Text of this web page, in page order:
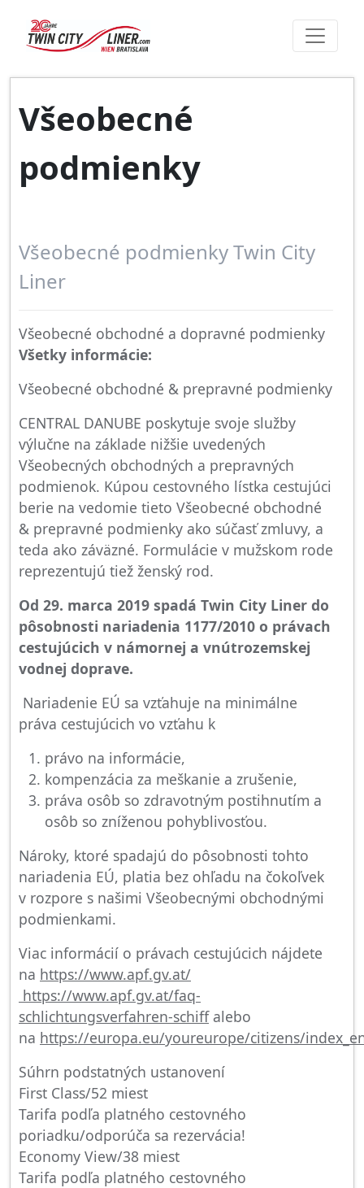
Všeobecné
podmienky
Všeobecné podmienky Twin City
Liner
Všeobecné obchodné a dopravné podmienky
Všetky informácie:
Všeobecné obchodné & prepravné podmienky
CENTRAL DANUBE poskytuje svoje služby
výlučne na základe nižšie uvedených
Všeobecných obchodných a prepravných
podmienok. Kúpou cestovného lístka cestujúci
berie na vedomie tieto Všeobecné obchodné
& prepravné podmienky ako súčasť zmluvy, a
teda ako záväzné. Formulácie v mužskom rode
reprezentujú tiež ženský rod.
Od 29. marca 2019 spadá Twin City Liner do
pôsobnosti nariadenia 1177/2010 o právach
cestujúcich v námornej a vnútrozemskej
vodnej doprave.
Nariadenie EÚ sa vzťahuje na minimálne
práva cestujúcich vo vzťahu k
právo na informácie,
kompenzácia za meškanie a zrušenie,
práva osôb so zdravotným postihnutím a
osôb so zníženou pohyblivosťou.
Nároky, ktoré spadajú do pôsobnosti tohto
nariadenia EÚ, platia bez ohľadu na čokoľvek
v rozpore s našimi Všeobecnými obchodnými
podmienkami.
Viac informácií o právach cestujúcich nájdete
na https://www.apf.gv.at/
https://www.apf.gv.at/faq-
schlichtungsverfahren-schiffalebo
na https://europa.eu/youreurope/citizens/
Súhrn podstatných ustanovení
First Class/52 miest
Tarifa podľa platného cestovného
poriadku/odporúča sa rezervácia!
Economy View/38 miest
Tarifa podľa platného cestovného